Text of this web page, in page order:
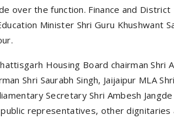
over the function. Finance and
Minister Shri Guru Khushwant
Housing Board chairman Shri
Shri Saurabh Singh, Jaijaipur MLA
Secretary Shri Ambesh
representatives, other dignitaries